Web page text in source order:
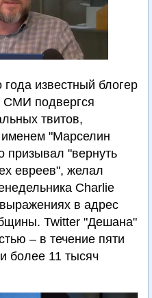
известный блогер
СМИ подвергся
твитов,
"Марселин
призывал "вернуть
евреев", желал
Charlie
в адрес
Twitter "Дешана"
– в течение пяти
более 11 тысяч